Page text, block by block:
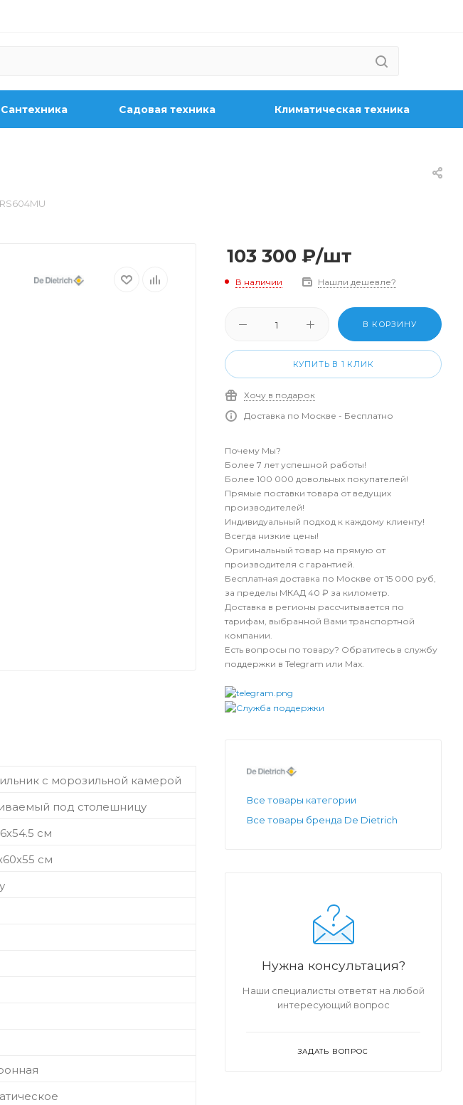
Сантехника Садовая техника Климатическая техника
с морозильной камерой
под столешницу
см
см
103 300 ₽/шт
В наличии Нашли дешевле?
В КОРЗИНУ
КУПИТЬ В 1 КЛИК
Хочу в подарок
Доставка по Москве - Бесплатно
Почему Мы?
Более 7 лет успешной работы!
Более 100 000 довольных покупателей!
Прямые поставки товара от ведущих
производителей!
Индивидуальный подход к каждому клиенту!
Всегда низкие цены!
Оригинальный товар на прямую от
производителя с гарантией.
Бесплатная доставка по Москве от 15 000 руб,
за пределы МКАД 40 ₽ за километр.
Доставка в регионы рассчитывается по
тарифам, выбранной Вами транспортной
компании.
Есть вопросы по товару? Обратитесь в службу
поддержки в Telegram или Max.
Все товары категории
Все товары бренда De Dietrich
Нужна консультация?
Наши специалисты ответят на любой
интересующий вопрос
ЗАДАТЬ ВОПРОС